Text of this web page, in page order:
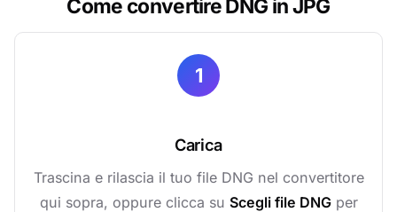
Come convertire DNG in JPG
1
Carica
Trascina e rilascia il tuo file DNG nel convertitore
qui sopra, oppure clicca su Scegli file DNGper